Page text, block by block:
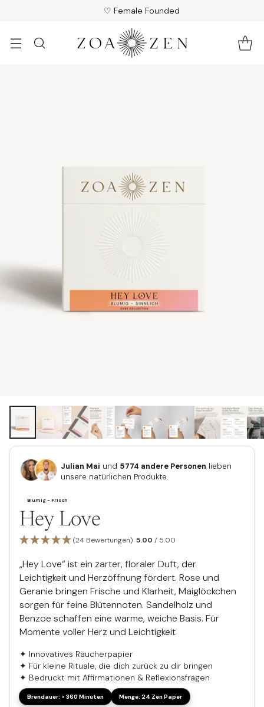
♡ Female Founded
Julian Mai und 5774 andere Personen lieben
unsere natürlichen Produkte.
Hey Love
(24 Bewertungen) 5.00 / 5.00
„Hey Love“ ist ein zarter, floraler Duft, der
Leichtigkeit und Herzöffnung fördert. Rose und
Geranie bringen Frische und Klarheit, Maiglöckchen
sorgen für feine Blütennoten. Sandelholz und
Benzoe schaffen eine warme, weiche Basis. Für
Momente voller Herz und Leichtigkeit
✦ Innovatives Räucherpapier
✦ Für kleine Rituale, die dich zurück zu dir bringen
✦ Bedruckt mit Affirmationen & Reflexionsfragen